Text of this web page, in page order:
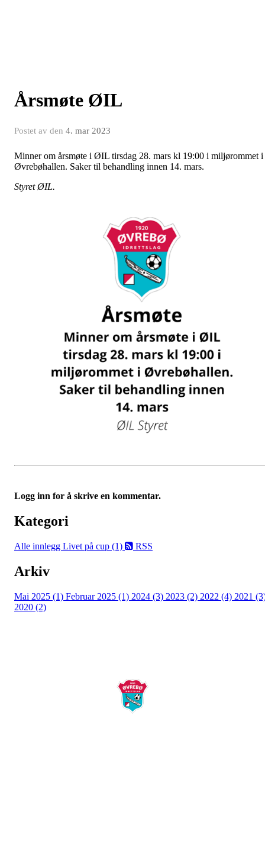
Årsmøte ØIL
Postet av den 4. mar 2023
Minner om årsmøte i ØIL tirsdag 28. mars kl 19:00 i miljørommet i
Øvrebøhallen. Saker til behandling innen 14. mars.
Styret ØIL.
Logg inn for å skrive en kommentar.
Kategori
Alle innlegg Livet på cup (1) RSS
Arkiv
Mai 2025 (1) Februar 2025 (1) 2024 (3) 2023 (2) 2022 (4) 2021
2020 (2)